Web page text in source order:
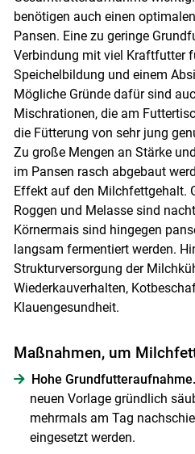
Skip to
benötigen auch einen
Pansen. Eine zu geringe
Verbindung mit viel Kraftfutter
Speichelbildung und einem
Mögliche Gründe dafür sind
Mischrationen, die am
die Fütterung von sehr jung
Zu große Mengen an Stärke
im Pansen rasch abgebaut
Effekt auf den Milchfettgehalt.
Roggen und Melasse sind
Körnermais sind hingegen
langsam fermentiert werden.
Strukturversorgung der
Wiederkauverhalten,
Klauengesundheit.
Maßnahmen, um
Hohe Grundfutteraufnahme.
neuen Vorlage gründlich
mehrmals am Tag
eingesetzt werden.